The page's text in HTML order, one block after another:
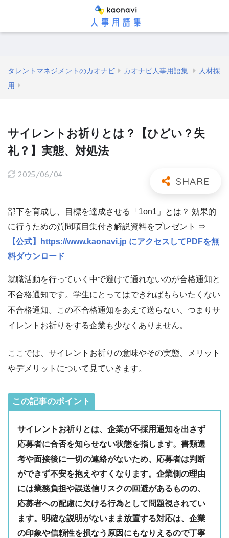
タレントマネジメントのカオナビ カオナビ人事用語集
人材採
用
サイレントお祈りとは？【ひどい？失
礼？】実態、対処法
2025/06/04
部下を育成し、目標を達成させる「1on1」とは？ 効果的
に行うための質問項目集付き解説資料をプレゼント ⇒
【公式】https://www.kaonavi.jp にアクセスしてPDFを無
料ダウンロード
就職活動を行っていく中で避けて通れないのが合格通知と
不合格通知です。学生にとってはできればもらいたくない
不合格通知。この不合格通知をあえて送らない、つまりサ
イレントお祈りをする企業も少なくありません。
ここでは、サイレントお祈りの意味やその実態、メリット
やデメリットについて見ていきます。
この記事のポイント
サイレントお祈りとは、企業が不採用通知を出さず
応募者に合否を知らせない状態を指します。書類選
考や面接後に一切の連絡がないため、応募者は判断
ができず不安を抱えやすくなります。企業側の理由
には業務負担や誤送信リスクの回避があるものの、
応募者への配慮に欠ける行為として問題視されてい
ます。明確な説明がないまま放置する対応は、企業
の印象や信頼性を損なう原因にもなりえるので丁寧